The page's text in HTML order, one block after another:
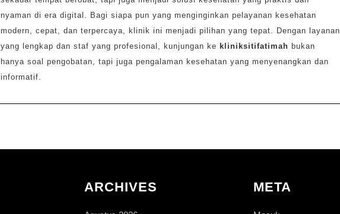
nyaman di era digital. Bagi siapa pun yang menginginkan pelayanan kesehatan
modern, cepat, dan terpercaya, klinik ini menjadi pilihan yang tepat. Dengan layanan
yang lengkap dan staf yang profesional, kunjungan ke kliniksitifatimah bukan
hanya soal pengobatan, tapi juga pengalaman kesehatan yang menyenangkan dan
informatif.
ARCHIVES META